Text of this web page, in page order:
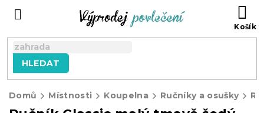
HLEDAT
Domů Místnosti Koupelna Ručníky a osušky